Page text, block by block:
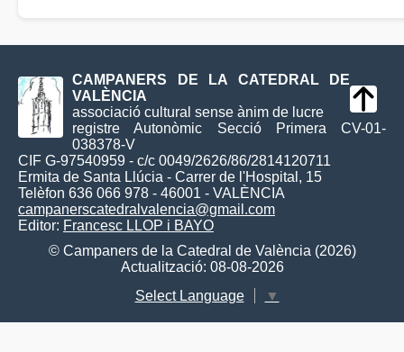
CAMPANERS DE LA CATEDRAL DE
VALÈNCIA
associació cultural sense ànim de lucre
registre Autonòmic Secció Primera CV-01-
038378-V
CIF G-97540959 - c/c 0049/2626/86/2814120711
Ermita de Santa Llúcia - Carrer de l'Hospital, 15
Telèfon 636 066 978 - 46001 - VALÈNCIA
campanerscatedralvalencia@gmail.com
Editor: Francesc LLOP i BAYO
© Campaners de la Catedral de València (2026)
Actualització: 08-08-2026
Select Language
▼